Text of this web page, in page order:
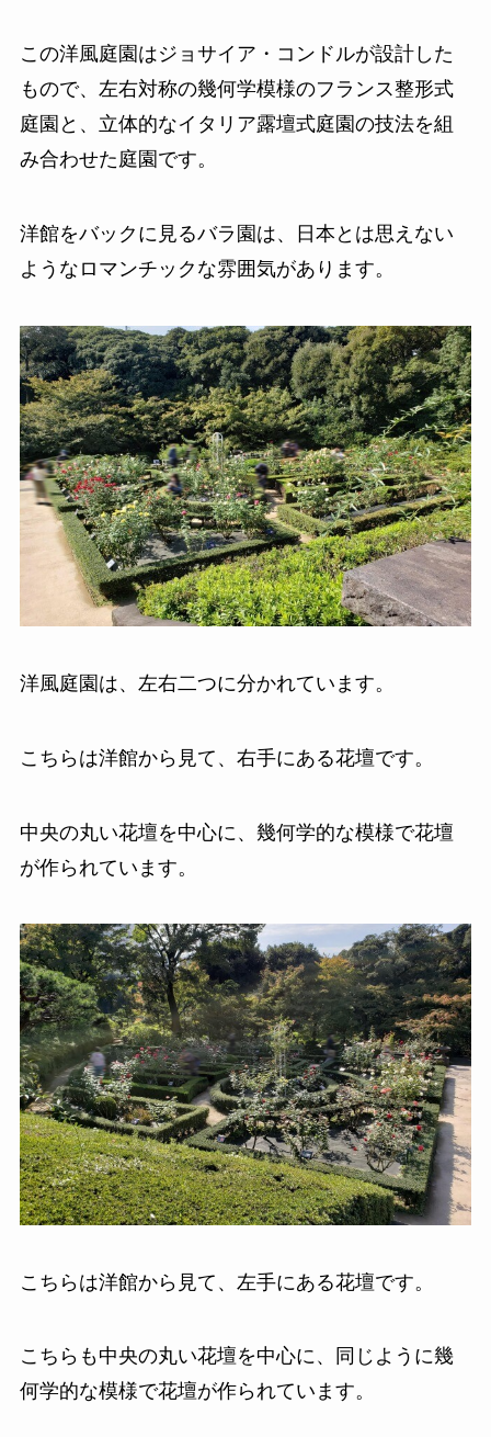
この洋風庭園はジョサイア・コンドルが設計した
もので、左右対称の幾何学模様のフランス整形式
庭園と、立体的なイタリア露壇式庭園の技法を組
み合わせた庭園です。
洋館をバックに見るバラ園は、日本とは思えない
ようなロマンチックな雰囲気があります。
洋風庭園は、左右二つに分かれています。
こちらは洋館から見て、右手にある花壇です。
中央の丸い花壇を中心に、幾何学的な模様で花壇
が作られています。
こちらは洋館から見て、左手にある花壇です。
こちらも中央の丸い花壇を中心に、同じように幾
何学的な模様で花壇が作られています。